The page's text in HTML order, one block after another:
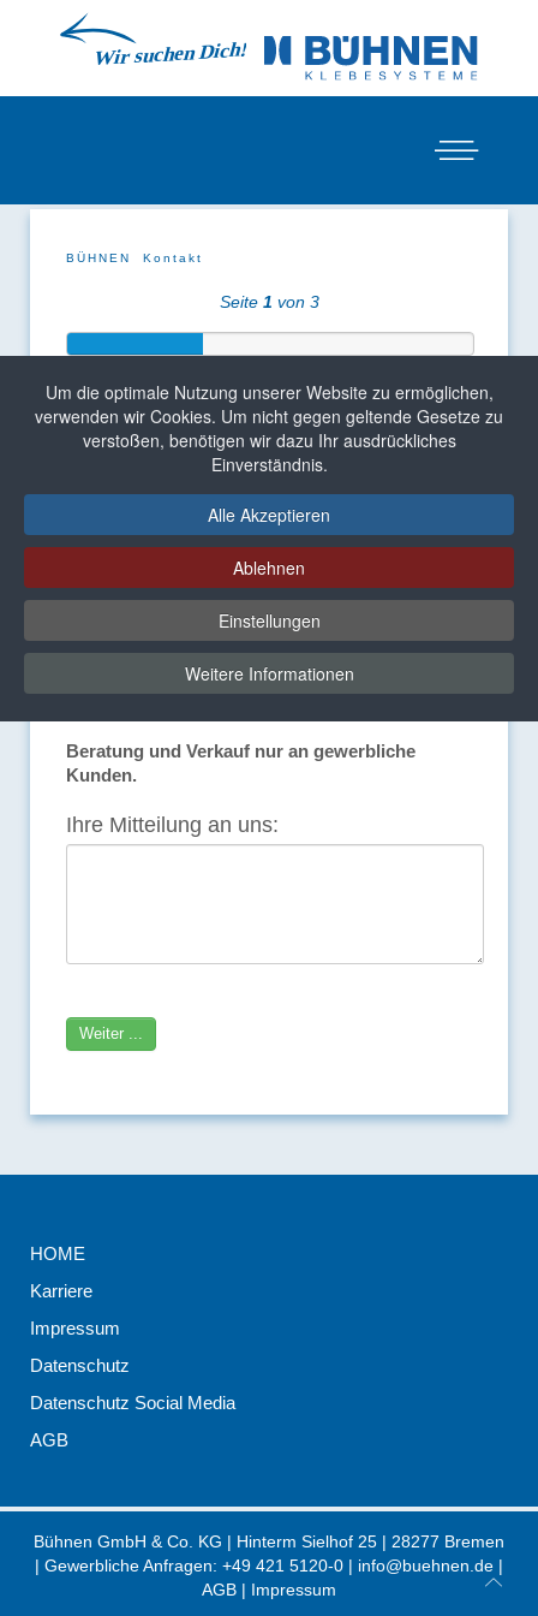
BÜHNEN Kontakt
Seite 1 von 3
Hauseigenes Labor gibt Sicherheit in der Klebung.
Wir beraten Sie gerne!
Sie haben Fragen zu unseren Produkten oder
direkt Kontakt zu uns auf. Wir melden uns
Beratung und Verkauf nur an gewerbliche
Kunden.
Ihre Mitteilung an uns:
Weiter ...
HOME
Karriere
Impressum
Datenschutz
Datenschutz Social Media
AGB
Bühnen GmbH & Co. KG | Hinterm Sielhof 25 | 28277 Bremen
| Gewerbliche Anfragen: +49 421 5120-0 | info@buehnen.de |
AGB | Impressum
Um die optimale Nutzung unserer Website zu ermöglichen,
verwenden wir Cookies. Um nicht gegen geltende Gesetze zu
verstoßen, benötigen wir dazu Ihr ausdrückliches
Einverständnis.
Alle Akzeptieren
Ablehnen
Einstellungen
Weitere Informationen